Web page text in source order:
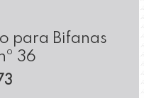
para Bifanas
36